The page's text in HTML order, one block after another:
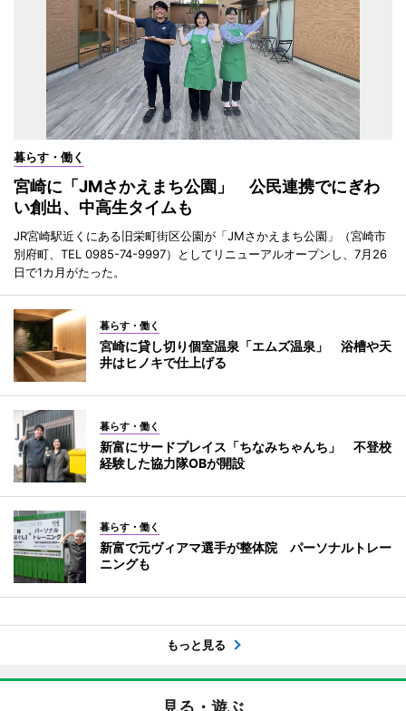
暮らす・働く
宮崎に「JMさかえまち公園」 公民連携でにぎわ
い創出、中高生タイムも
JR宮崎駅近くにある旧栄町街区公園が「JMさかえまち公園」（宮崎市
別府町、TEL 0985-74-9997）としてリニューアルオープンし、7月26
日で1カ月がたった。
暮らす・働く
宮崎に貸し切り個室温泉「エムズ温泉」 浴槽や天
井はヒノキで仕上げる
暮らす・働く
新富にサードプレイス「ちなみちゃんち」 不登校
経験した協力隊OBが開設
暮らす・働く
新富で元ヴィアマ選手が整体院 パーソナルトレー
ニングも
もっと見る
見る・遊ぶ